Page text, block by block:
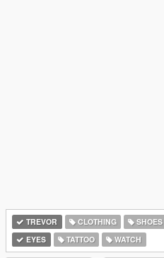
TREVOR CLOTHING SHOES
EYES
TATTOO WATCH